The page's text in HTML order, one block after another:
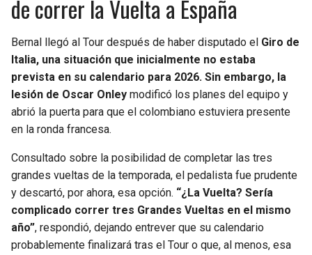
de correr la Vuelta a España
Bernal llegó al Tour después de haber disputado el Giro de
Italia, una situación que inicialmente no estaba
prevista en su calendario para 2026. Sin embargo, la
lesión de Oscar Onley modificó los planes del equipo y
abrió la puerta para que el colombiano estuviera presente
en la ronda francesa.
Consultado sobre la posibilidad de completar las tres
grandes vueltas de la temporada, el pedalista fue prudente
y descartó, por ahora, esa opción. “¿La Vuelta? Sería
complicado correr tres Grandes Vueltas en el mismo
año”, respondió, dejando entrever que su calendario
probablemente finalizará tras el Tour o que, al menos, esa